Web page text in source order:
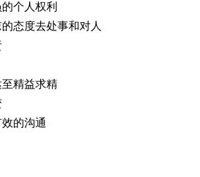
个人权利
态度去处事和对人
至精益求精
的沟通